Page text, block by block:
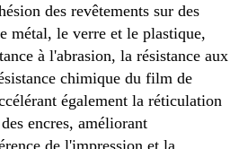
des revêtements sur des
métal, le verre et le plastique,
à l'abrasion, la résistance aux
chimique du film de
également la réticulation
encres, améliorant
de l'impression et la